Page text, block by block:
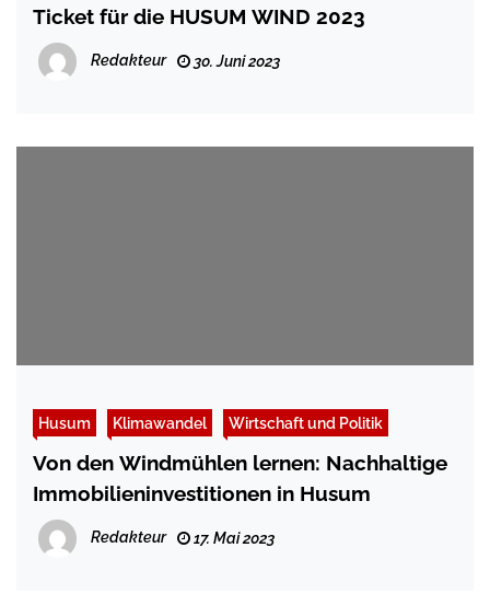
Ticket für die HUSUM WIND 2023
Redakteur 30. Juni 2023
Husum Klimawandel Wirtschaft und Politik
Von den Windmühlen lernen: Nachhaltige
Immobilieninvestitionen in Husum
Redakteur 17. Mai 2023